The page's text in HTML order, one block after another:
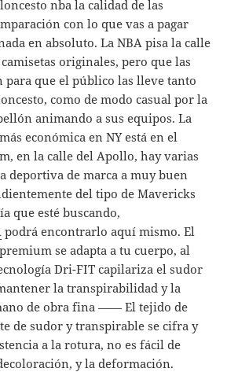
nba la calidad de las
con lo que vas a pagar
en absoluto. La NBA pisa la calle
originales, pero que las
para que el público las lleve tanto
como de modo casual por la
animando a sus equipos. La
económica en NY está en el
en la calle del Apollo, hay varias
deportiva de marca a muy buen
del tipo de Mavericks
que esté buscando,
podrá encontrarlo aquí mismo. El
se adapta a tu cuerpo, al
Dri-FIT capilariza el sudor
la transpirabilidad y la
de obra fina —— El tejido de
de sudor y transpirable se cifra y
a la rotura, no es fácil de
y la deformación.